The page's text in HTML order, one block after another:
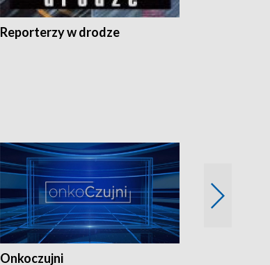
Reporterzy w drodze
Onkoczujni